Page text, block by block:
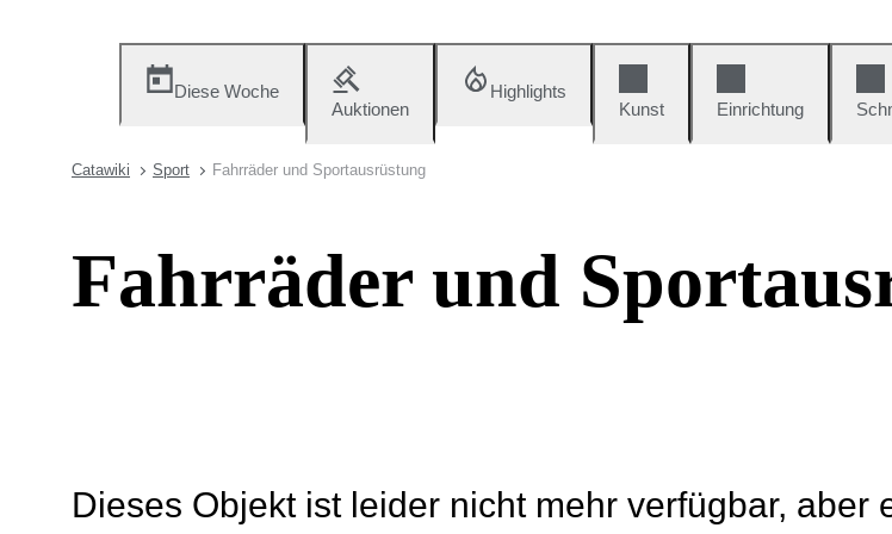
Diese Woche
Auktionen
Highlights
Kunst
Einrichtung
Catawiki Sport Fahrräder und Sportausrüstung
Fahrräder und
Dieses Objekt ist leider nicht mehr verfügbar, aber